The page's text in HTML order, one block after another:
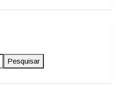
Pesquisar